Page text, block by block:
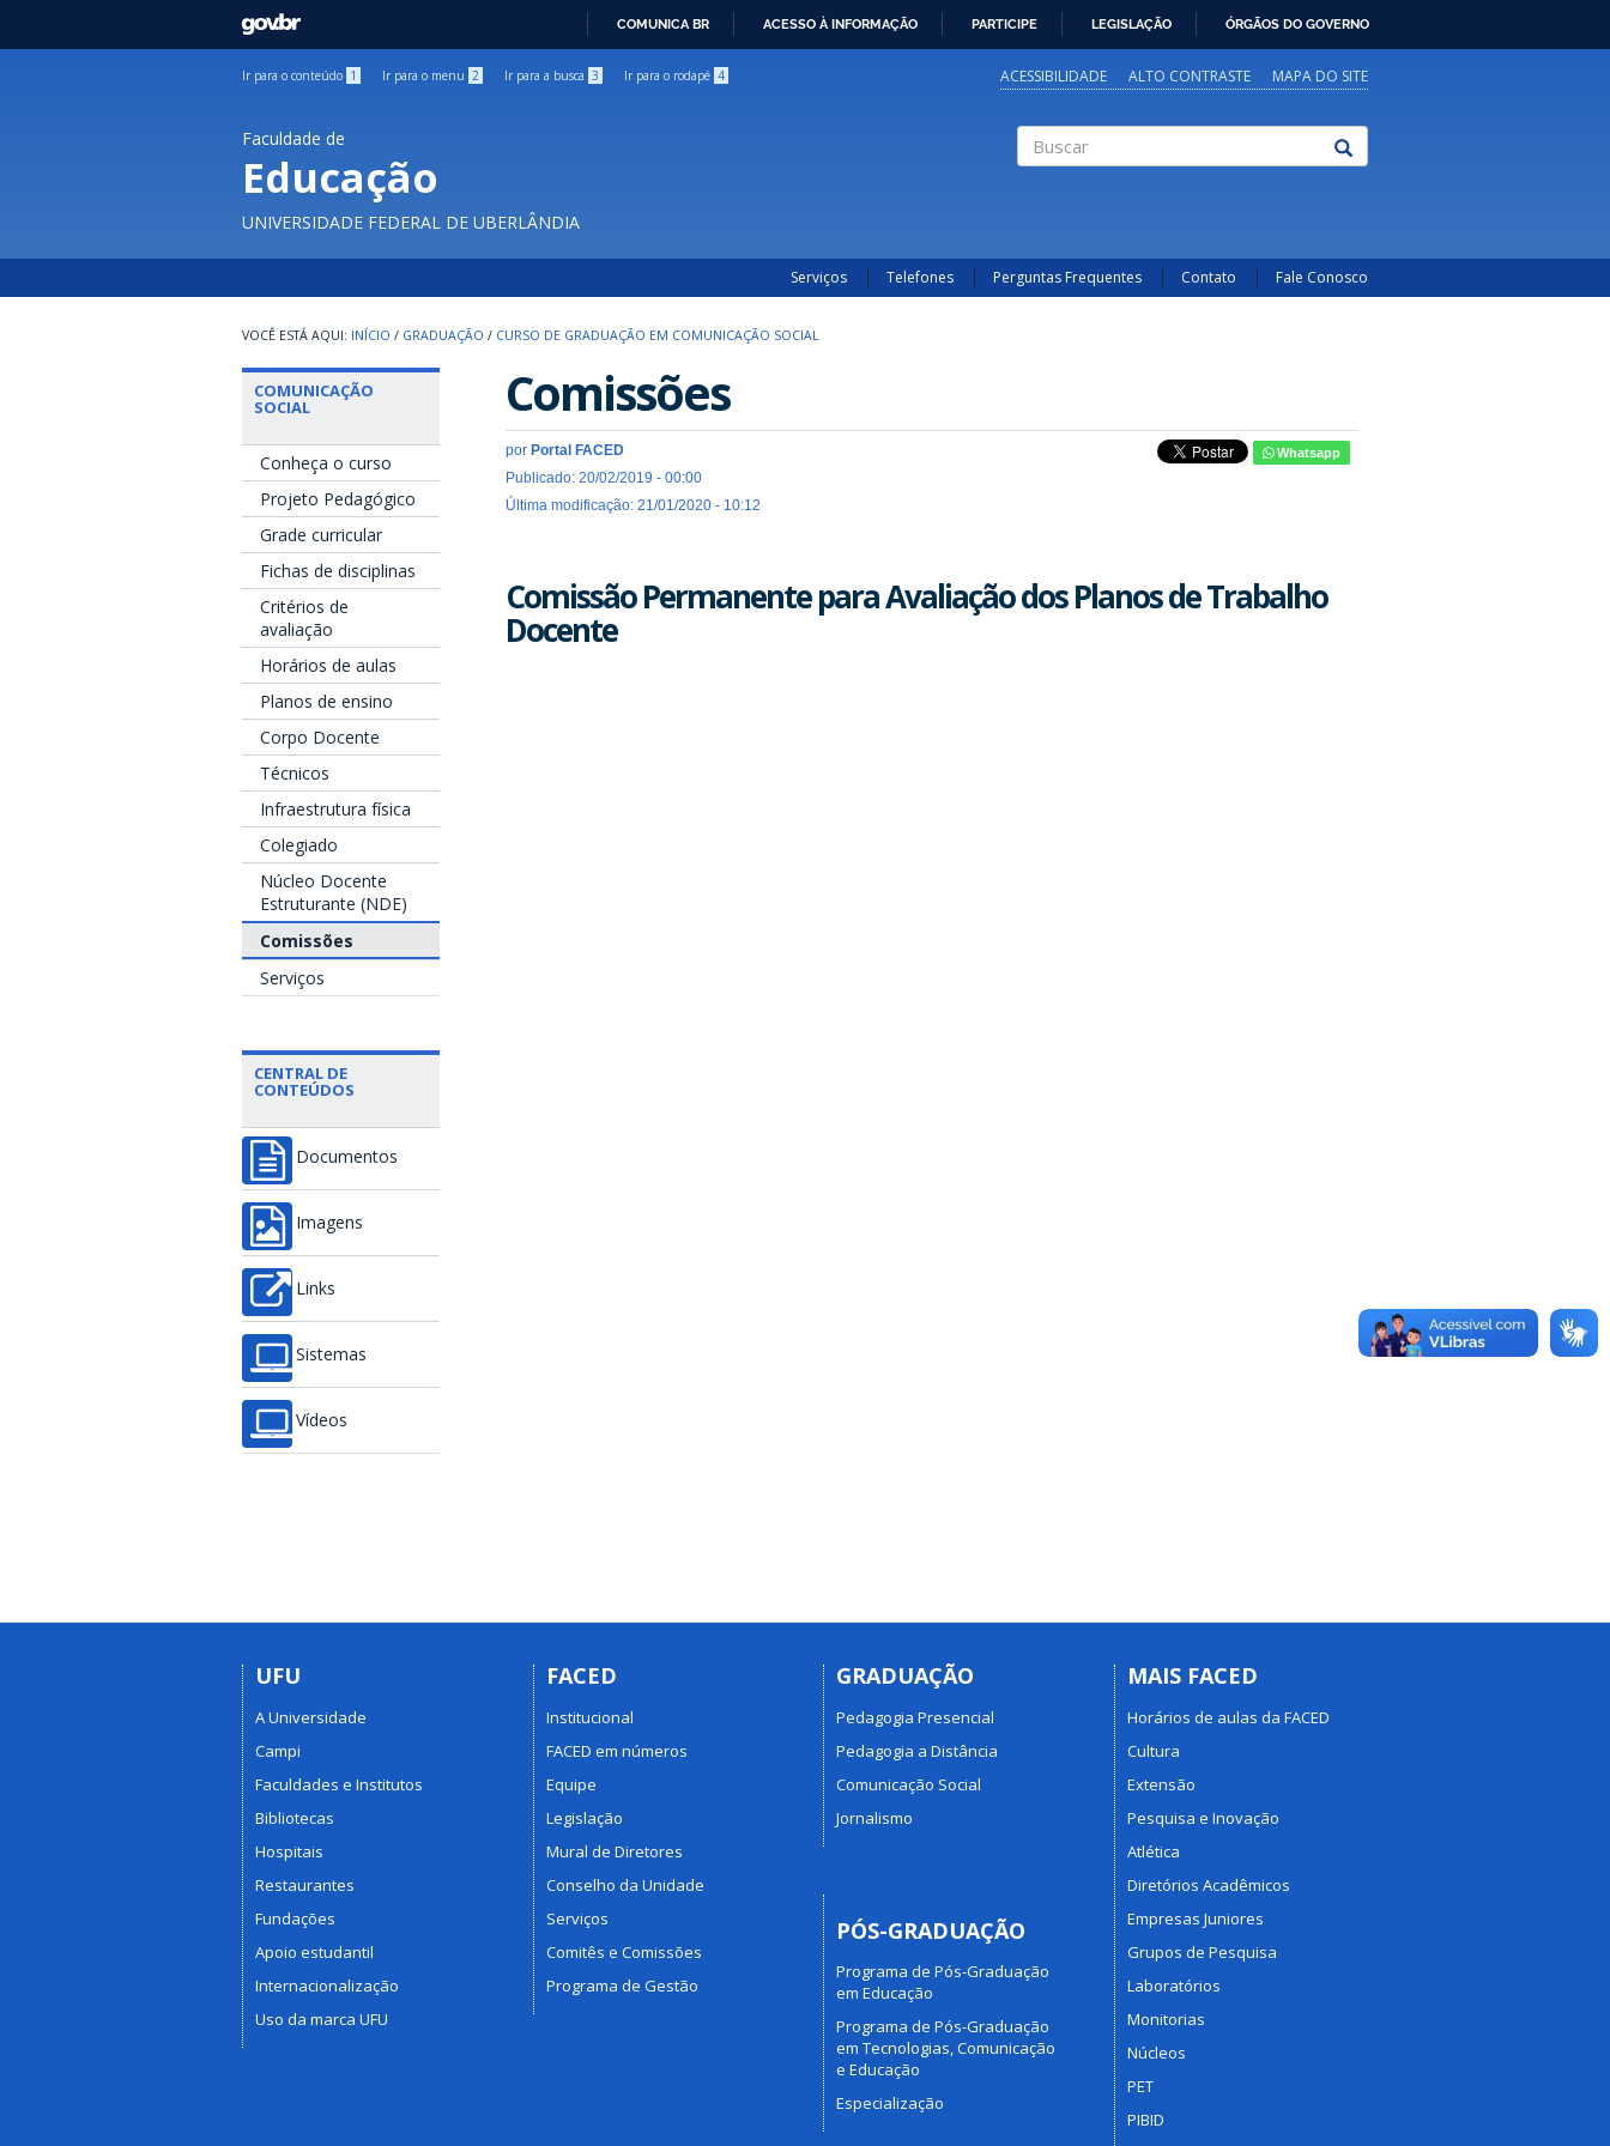
GOVBR
COMUNICA BR ACESSO À INFORMAÇÃO PARTICIPE LEGISLAÇÃO ÓRGÃOS DO GOVERNO
Ir para o conteúdo 1 Ir para o menu 2 Ir para a busca 3 Ir para o rodapé 4 ACESSIBILIDADE ALTO CONTRASTE MAPA DO SITE
Faculdade de
Educação
UNIVERSIDADE FEDERAL DE UBERLÂNDIA
Serviços Telefones Perguntas Frequentes Contato Fale Conosco
INÍCIO / GRADUAÇÃO / CURSO DE GRADUAÇÃO EM COMUNICAÇÃO SOCIAL
COMUNICAÇÃO
SOCIAL
Conheça o curso
Projeto Pedagógico
Grade curricular
Fichas de disciplinas
Critérios de
avaliação
Horários de aulas
Planos de ensino
Corpo Docente
Técnicos
Infraestrutura física
Colegiado
Núcleo Docente
Estruturante (NDE)
Comissões
Serviços
CENTRAL DE
CONTEÚDOS
Documentos
Imagens
Links
Sistemas
Vídeos
Comissões
por Portal FACED
Publicado: 20/02/2019 - 00:00
Última modificação: 21/01/2020 - 10:12
Whatsapp
Comissão Permanente para Avaliação dos Planos de Trabalho
Docente
UFU
A Universidade
Campi
Faculdades e Institutos
Bibliotecas
Hospitais
Restaurantes
Fundações
Apoio estudantil
Internacionalização
Uso da marca UFU
FACED
Institucional
FACED em números
Equipe
Legislação
Mural de Diretores
Conselho da Unidade
Serviços
Comitês e Comissões
Programa de Gestão
GRADUAÇÃO
Pedagogia Presencial
Pedagogia a Distância
Comunicação Social
Jornalismo
PÓS-GRADUAÇÃO
Programa de Pós-Graduação
em Educação
Programa de Pós-Graduação
em Tecnologias, Comunicação
e Educação
Especialização
MAIS FACED
Horários de aulas da FACED
Cultura
Extensão
Pesquisa e Inovação
Atlética
Diretórios Acadêmicos
Empresas Juniores
Grupos de Pesquisa
Laboratórios
Monitorias
Núcleos
PET
PIBID